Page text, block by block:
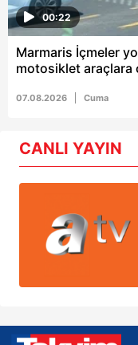
00:22
Marmaris İçmeler
motosiklet araçlara
07.08.2026 Cuma
CANLI YAYIN